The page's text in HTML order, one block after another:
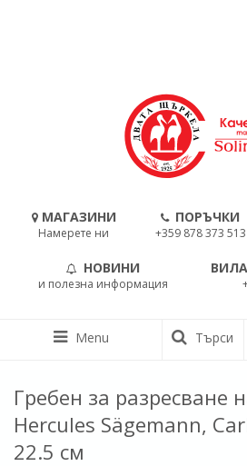
МАГАЗИНИ
Намерете ни
ПОРЪЧКИ
+359 878 373 513
НОВИНИ
и полезна информация
Menu Търси
Гребен за разресване
Hercules Sägemann,
22.5 см